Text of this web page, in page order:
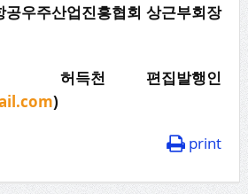
업진흥협회 상근부회장
득천 편집발행인
)
print